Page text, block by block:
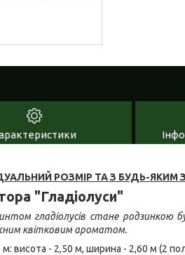
РОЗМІР ТА З БУДЬ-ЯКИМ
"Гладіолуси"
гладіолусів стане родзинкою
квітковим ароматом.
м: висота - 2,50 м, ширина - 2,60 м (2